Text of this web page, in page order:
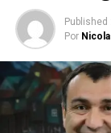
Published
Por